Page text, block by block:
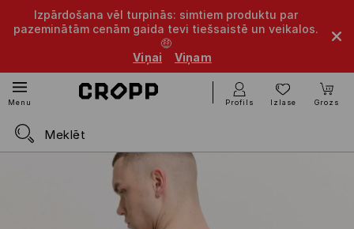
Izpārdošana vēl turpinās: simtiem produktu par
pazeminātām cenām gaida tevi tiešsaistē un veikalos.
🤑
Viņai
Viņam
Menu Profils Izlase Grozs